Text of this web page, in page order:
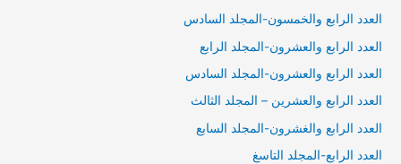
العدد الرابع والخمسون-المجلد السادس
العدد الرابع والعشرون-المجلد الرابع
العدد الرابع والعشرون-المجلد السادس
العدد الرابع والعشرين – المجلد الثالث
العدد الرابع والغشرون-المجلد السابع
العدد الرابع-المجلد التاسغ